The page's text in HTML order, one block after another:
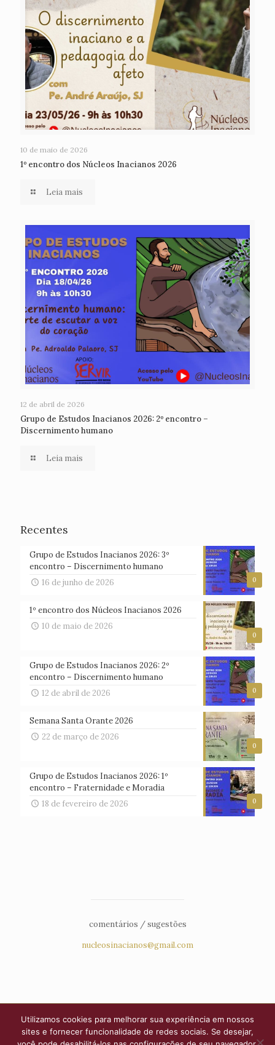
10 de maio de 2026
1º encontro dos Núcleos Inacianos 2026
Leia mais
12 de abril de 2026
Grupo de Estudos Inacianos 2026: 2º encontro –
Discernimento humano
Leia mais
Recentes
0
Grupo de Estudos Inacianos 2026: 3º
encontro – Discernimento humano
16 de junho de 2026
0
1º encontro dos Núcleos Inacianos 2026
10 de maio de 2026
0
Grupo de Estudos Inacianos 2026: 2º
encontro – Discernimento humano
12 de abril de 2026
0
Semana Santa Orante 2026
22 de março de 2026
0
Grupo de Estudos Inacianos 2026: 1º
encontro – Fraternidade e Moradia
18 de fevereiro de 2026
comentários / sugestões
nucleosinacianos@gmail.com
Utilizamos cookies para melhorar sua experiência em nossos
sites e fornecer funcionalidade de redes sociais. Se desejar,